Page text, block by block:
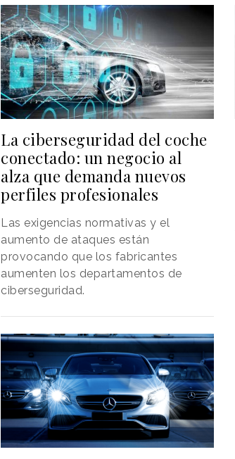
La ciberseguridad del coche
conectado: un negocio al
alza que demanda nuevos
perfiles profesionales
Las exigencias normativas y el
aumento de ataques están
provocando que los fabricantes
aumenten los departamentos de
ciberseguridad.